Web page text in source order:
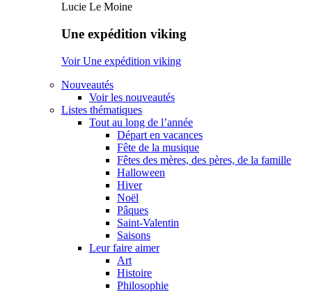
Lucie Le Moine
Une expédition viking
Voir Une expédition viking
Nouveautés
Voir les nouveautés
Listes thématiques
Tout au long de l’année
Départ en vacances
Fête de la musique
Fêtes des mères, des pères, de la famille
Halloween
Hiver
Noël
Pâques
Saint-Valentin
Saisons
Leur faire aimer
Art
Histoire
Philosophie